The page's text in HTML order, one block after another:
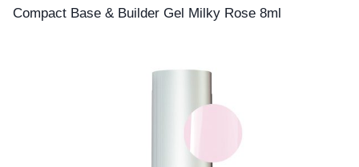
Compact Base & Builder Gel Milky Rose 8ml